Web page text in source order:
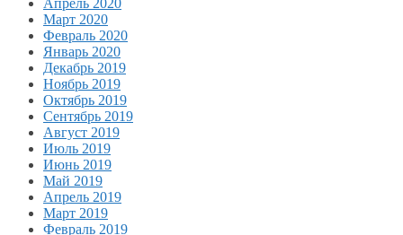
Апрель 2020
Март 2020
Февраль 2020
Январь 2020
Декабрь 2019
Ноябрь 2019
Октябрь 2019
Сентябрь 2019
Август 2019
Июль 2019
Июнь 2019
Май 2019
Апрель 2019
Март 2019
Февраль 2019